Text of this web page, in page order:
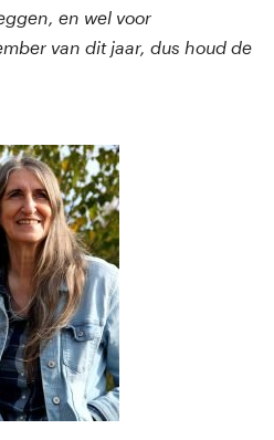
en wel voor
van dit jaar, dus houd de